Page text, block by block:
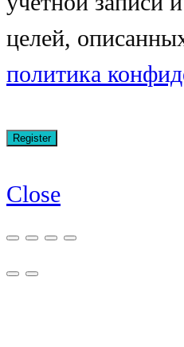
целей,
политика
Close